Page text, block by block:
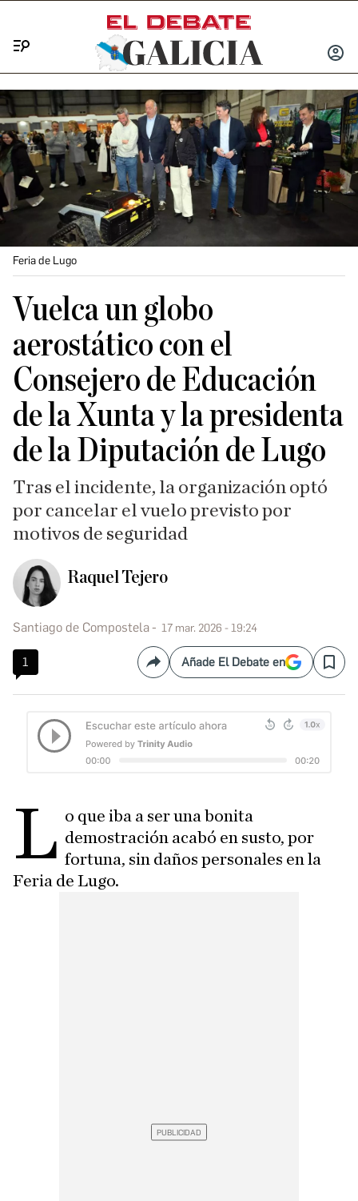
INICIAR
Feria de Lugo
Vuelca un globo
aerostático con el
Consejero de Educación
de la Xunta y la presidenta
de la Diputación de Lugo
Tras el incidente, la organización optó
por cancelar el vuelo previsto por
motivos de seguridad
Raquel Tejero
Santiago de Compostela 17 mar. 2026 - 19:24
1 CompartirAñade El Debate en Save
L o que iba a ser una bonita
demostración acabó en susto, por
fortuna, sin daños personales en la
Feria de Lugo.